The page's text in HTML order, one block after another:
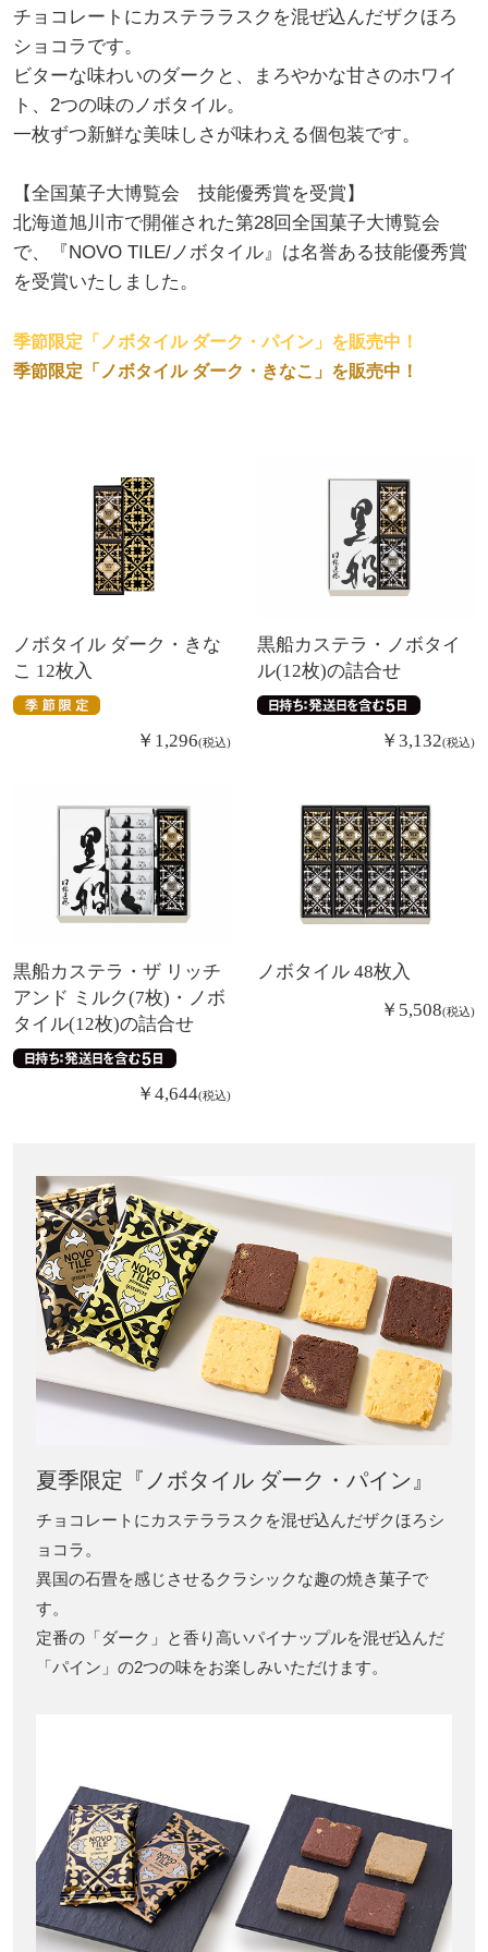
チョコレートにカステララスクを混ぜ込んだザクほろ
ショコラです。
ビターな味わいのダークと、まろやかな甘さのホワイ
ト、2つの味のノボタイル。
一枚ずつ新鮮な美味しさが味わえる個包装です。
【全国菓子大博覧会 技能優秀賞を受賞】
北海道旭川市で開催された第28回全国菓子大博覧会
で、『NOVO TILE/ノボタイル』は名誉ある技能優秀賞
を受賞いたしました。
季節限定「ノボタイル ダーク・パイン」を販売中！
季節限定「ノボタイル ダーク・きなこ」を販売中！
ノボタイル ダーク・きな
こ 12枚入
￥ 1,296 税込
黒船カステラ・ノボタイ
ル(12枚)の詰合せ
￥3,132 税込
黒船カステラ・ザ リッチ
アンド ミルク(7枚)・ノボ
タイル(12枚)の詰合せ
￥ 4,644 税込
ノボタイル 48枚入
￥ 5,508 税込
夏季限定『ノボタイル ダーク・パイン』
チョコレートにカステララスクを混ぜ込んだザクほろシ
ョコラ。
異国の石畳を感じさせるクラシックな趣の焼き菓子で
す。
定番の「ダーク」と香り高いパイナップルを混ぜ込んだ
「パイン」の2つの味をお楽しみいただけます。